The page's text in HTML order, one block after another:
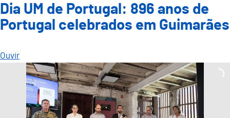
Dia UM de Portugal: 896 anos de
Portugal celebrados em Guimarães
Ouvir